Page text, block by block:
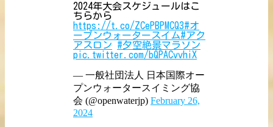
2024年大会スケジュールはこ
ちらから
https://t.co/ZCePBPMCQ3#オ
ープンウォータースイム#アク
アスロン
#夕空絶景マラソン
pic.twitter.com/bQPACvvhiX
— 一般社団法人 日本国際オー
プンウォータースイミング協
会 (@openwaterjp) February 26,
2024